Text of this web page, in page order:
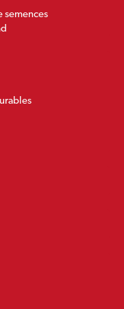
semences